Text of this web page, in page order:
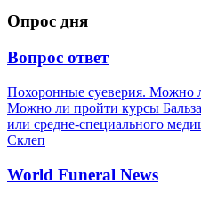
Опрос дня
Вопрос ответ
Похоронные суеверия. Можно
Можно ли пройти курсы
или средне-специального
Склеп
World Funeral News